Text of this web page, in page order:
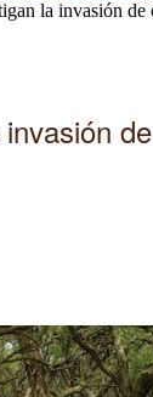
la invasión de